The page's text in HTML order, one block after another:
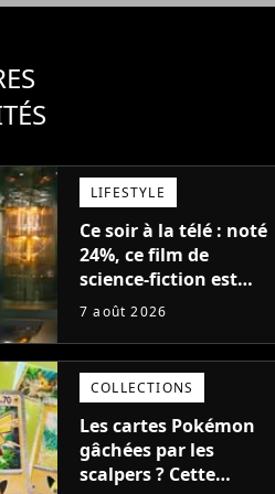
LIFESTYLE
Ce soir à la télé : noté
24%, ce film de
science-fiction est
complètement raté,
encore pire à cause de
son acteur
7 août 2026
COLLECTIONS
Les cartes Pokémon
gâchées par les
scalpers ? Cette